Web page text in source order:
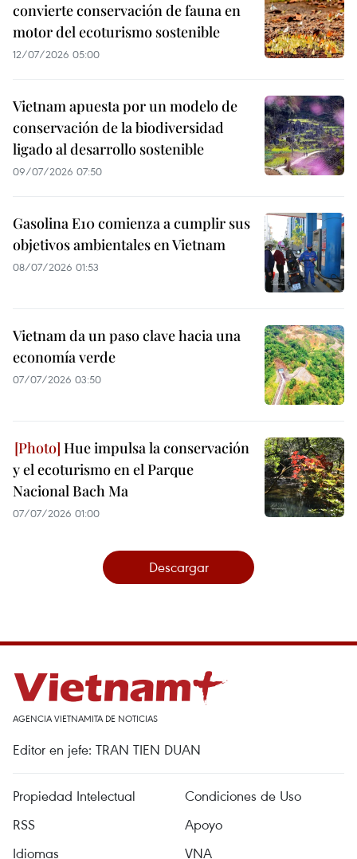
convierte conservación de fauna en
motor del ecoturismo sostenible
12/07/2026 05:00
Vietnam apuesta por un modelo de
conservación de la biodiversidad
ligado al desarrollo sostenible
09/07/2026 07:50
Gasolina E10 comienza a cumplir sus
objetivos ambientales en Vietnam
08/07/2026 01:53
Vietnam da un paso clave hacia una
economía verde
07/07/2026 03:50
Hue impulsa la conservación
y el ecoturismo en el Parque
Nacional Bach Ma
07/07/2026 01:00
Descargar
AGENCIA VIETNAMITA DE NOTICIAS
Editor en jefe: TRAN TIEN DUAN
Propiedad Intelectual
Condiciones de Uso
RSS
Apoyo
Idiomas
VNA